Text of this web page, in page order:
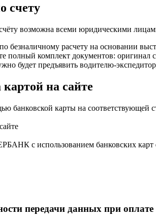
счету
возможна всеми юридическими
безналичному расчету на основании
полный комплект документов: оригинал
будет предъявить водителю-
на сайте
банковской карты на соответствующей
с использованием банковских
передачи данных при